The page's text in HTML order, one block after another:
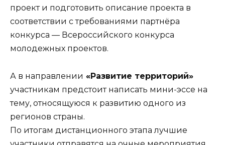
проект и подготовить описание проекта в
соответствии с требованиями партнёра
конкурса — Всероссийского конкурса
молодежных проектов.
А в направлении «Развитие территорий»
участникам предстоит написать мини-эссе на
тему, относящуюся к развитию одного из
регионов страны.
По итогам дистанционного этапа лучшие